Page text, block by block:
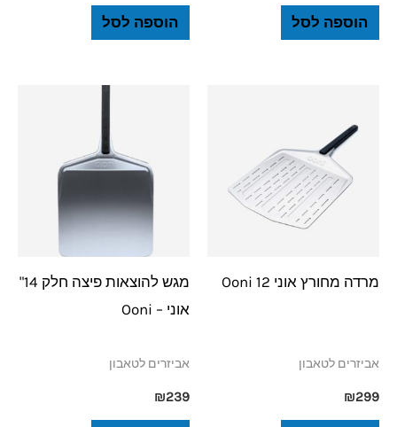
הוספה לסל הוספה לסל
מרדה מחורץ אוני 12 Ooni
אביזרים לטאבון
₪299
מגש להוצאות פיצה חלק 14"
אוני – Ooni
אביזרים לטאבון
₪239